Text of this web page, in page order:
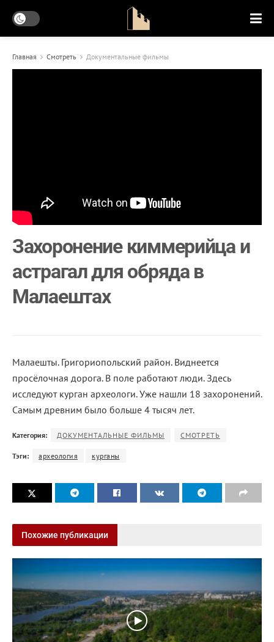
Главная Смотреть Документальные фильмы
Захоронение киммерийца и
астрагал для обряда в
Малаештах
Малаешты. Григориопольский район. Виднеется
просёлочная дорога. В поле работают люди. Здесь
исследуют курган археологи. Уже нашли 18 захоронений.
Самым древним было больше 4 тысяч лет.
Категория: ДОКУМЕНТАЛЬНЫЕ ФИЛЬМЫ СМОТРЕТЬ
Тэги: археология курганы
Похожие публикации